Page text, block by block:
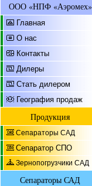
ООО «НПФ «Аэромех»
Главная
О нас
Контакты
Дилеры
Стать дилером
География продаж
Продукция
Сепараторы САД
Сепаратор СПО
Зернопогрузчики САД
Сепараторы САД